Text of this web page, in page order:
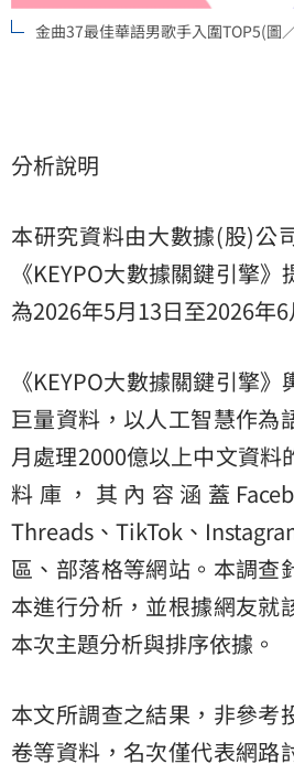
金曲37最佳華語男歌手入圍TOP5(圖
分析說明
本研究資料由大數據(股)公
《KEYPO大數據關鍵引擎
為2026年5月13日至2026年6
《KEYPO大數據關鍵引擎
巨量資料，以人工智慧作為
月處理2000億以上中文資料
料庫，其內容涵蓋
Threads、TikTok、
區、部落格等網站。本調查
本進行分析，並根據網友就
本次主題分析與排序依據。
本文所調查之結果，非參考
卷等資料，名次僅代表網路